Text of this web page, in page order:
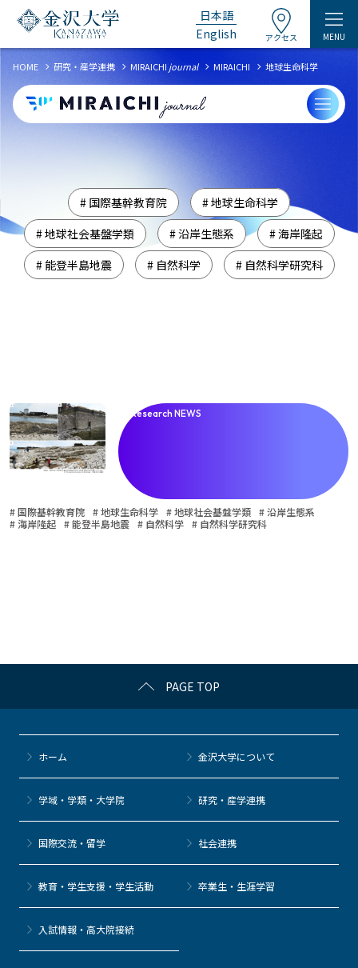
日本語
English
アクセス MENU
HOME chevron_right 研究・産学連携 chevron_right MIRAICHI journal chevron_right MIRAICHI chevron_right 地球生命科学
# 国際基幹教育院
# 地球生命科学
# 地球社会基盤学類
# 沿岸生態系
# 海岸隆起
# 能登半島地震
# 自然科学 # 自然科学研究科
Research NEWS
# 国際基幹教育院 # 地球生命科学 # 地球社会基盤学類 # 沿岸生態系
# 海岸隆起 # 能登半島地震 # 自然科学 # 自然科学研究科
PAGE TOP
ホーム 金沢大学について
学域・学類・大学院 研究・産学連携
国際交流・留学 社会連携
教育・学生支援・学生活動 卒業生・生涯学習
⼊試情報・高大院接続